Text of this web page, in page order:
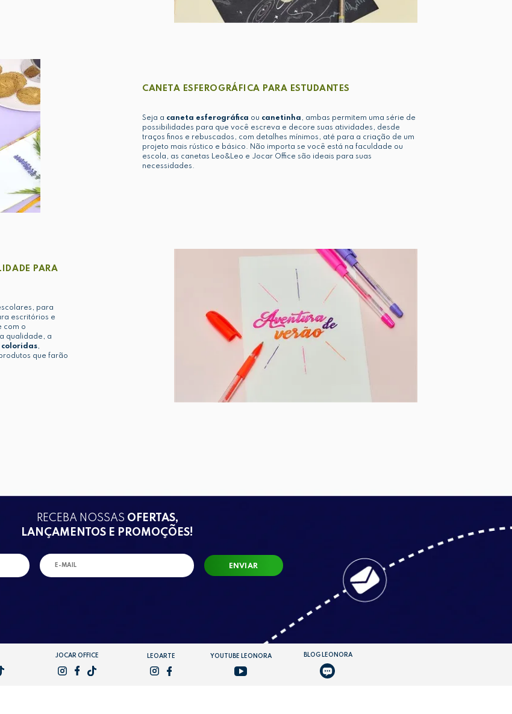
CANETA ESFEROGRÁFICA PARA ESTUDANTES
Seja a caneta esferográfica ou canetinha , ambas permitem uma série de
possibilidades para que você escreva e decore suas atividades, desde
traços finos e rebuscados, com detalhes mínimos, até para a criação de um
projeto mais rústico e básico. Não importa se você está na faculdade ou
escola, as canetas Leo&Leo e Jocar Office são ideais para suas
necessidades.
PARA
para
escritórios e
com o
qualidade, a
coloridas,
que farão
RECEBA NOSSAS OFERTAS,
LANÇAMENTOS E PROMOÇÕES!
ENVIAR
JOCAR OFFICE LEOARTE YOUTUBE LEONORA BLOG LEONORA